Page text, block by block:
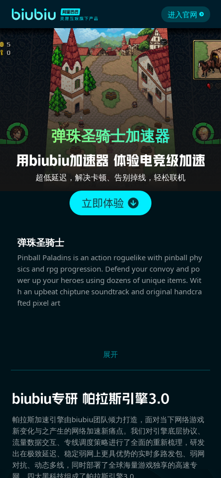
进入官网
弹珠圣骑士加速器
超低延迟，解决卡顿、告别掉线，轻松联机
弹珠圣骑士
Pinball Paladins is an action roguelike with pinball phy
sics and rpg progression. Defend your convoy and po
wer up your heroes using dozens of unique items. Wit
h an upbeat chiptune soundtrack and original handcra
fted pixel art
展开
帕拉斯加速引擎由biubiu团队倾力打造，面对当下网络游戏
新变化与之产生的网络加速新痛点。我们对引擎底层协议、
流量数据交互、专线调度策略进行了全面的重新梳理，研发
出在极致延迟、稳定弱网上更具优势的实时多路发包、弱网
对抗、动态多线，同时部署了全球海量游戏独享的高速专